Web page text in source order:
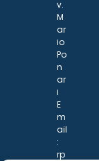
v.
M
ar
io
Po
n
ar
i
E
m
ail
:
rp